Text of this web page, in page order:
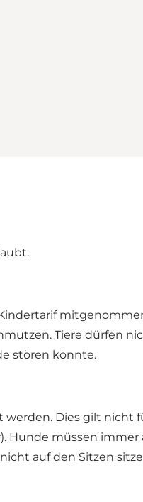
Tiere dürfen
stören könnte.
Dies gilt nicht
Hunde müssen
auf den Sitzen